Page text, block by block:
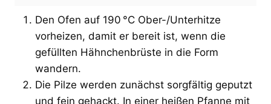
Den Ofen auf 190 °C Ober-/Unterhitze
vorheizen, damit er bereit ist, wenn die
gefüllten Hähnchenbrüste in die Form
wandern.
Die Pilze werden zunächst sorgfältig geputzt
und fein gehackt. In einer heißen Pfanne mit